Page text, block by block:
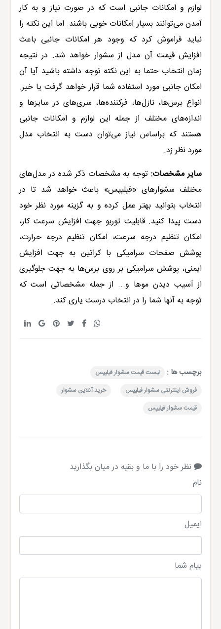
لوازم و امکانات جانبی است که در صورت نیاز و به کار
آمدن می‌توانند بسیار امکانات خوبی باشند. اما این نکته را
نباید فراموش کرد که وجود هر امکانات جانبی باعث
افزایش قیمت آن مدل از سشوار خواهد شد. در نتیجه
زمان انتخاب حتما به این نکته توجه داشته باشید آیا آن
امکان جانبی مورد استفاده شما قرار خواهد گرفت یا خیر.
انواع برس‌ها، نازل‌ها، فرکننده‌ها، سری‌های در سایزها و
اندازه‌های مختلف از جمله این لوازم و امکانات جانبی
هستند که براساس نیاز می‌توان دست به انتخاب مدل
مورد نظر زد.
سایر مشخصات:توجه به مشخصات ذکر شده در مدل‌های
مختلف سشوارهای «فیلیپس» باعث خواهد شد تا در
انتخاب بتوانید بهتر عمل کرده و به گزینه مورد نظر خود
دست پیدا کنید. قابلیت توربو جهت افزایش سرعت کار،
امکان تنظیم درجه سرعت، امکان تنظیم درجه حرارت،
پوشش صفحات سرامیکی با کراتین به جهت افزایش
ایمنی، پوشش سرامیکی بر روی برس‌ها به جهت جلوگیری
از آسیب دیدن موها و... از جمله مشخصاتی است که
توجه به آنها شما را در انتخاب درست یاری کند.
برچسب ها :
لیست قیمت سشوار فیلیپس
فروش اینترنتی سشوار فیلیپس
خرید آنلاین سشوار
قیمت سشوار فیلیپس
نظر خود را با ما و بقیه در میان بگذارید
نام
ایمیل
پیام شما